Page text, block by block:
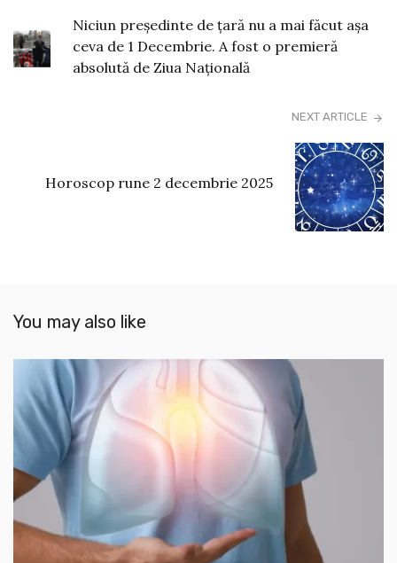
Niciun președinte de țară nu a mai făcut așa
ceva de 1 Decembrie. A fost o premieră
absolută de Ziua Națională
NEXT ARTICLE
Horoscop rune 2 decembrie 2025
You may also like